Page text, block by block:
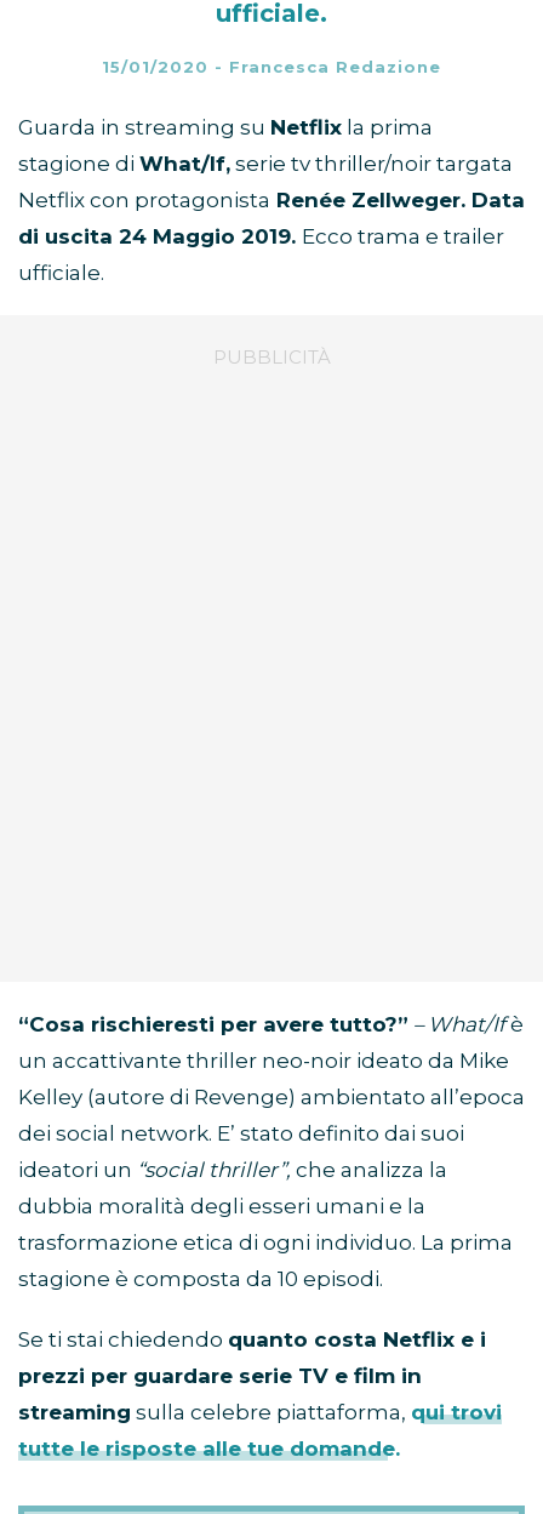
ufficiale.
15/01/2020 - Francesca Redazione
Guarda in streaming su Netflix la prima
stagione di What/If, serie tv thriller/noir targata
Netflix con protagonista Renée Zellweger. Data
di uscita 24 Maggio 2019. Ecco trama e trailer
ufficiale.
“Cosa rischieresti per avere tutto?” – What/Ifè
un accattivante thriller neo-noir ideato da Mike
Kelley (autore di Revenge) ambientato all’epoca
dei social network. E’ stato definito dai suoi
ideatori un “social thriller”, che analizza la
dubbia moralità degli esseri umani e la
trasformazione etica di ogni individuo. La prima
stagione è composta da 10 episodi.
Se ti stai chiedendo quanto costa Netflix e i
prezzi per guardare serie TV e film in
streaming sulla celebre piattaforma, qui trovi
tutte le risposte alle tue domande.